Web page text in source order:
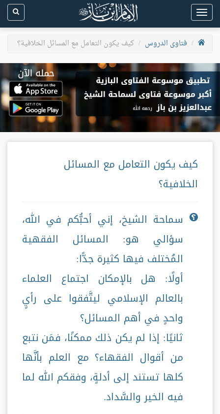
Toggle
navigation
فتاوى الدروس
كيف يكون التعامل مع المسائل الخلافية؟
كيف يكون التعامل مع المسائل
الخلافية؟
سماحة الشيخ، إني أحبُّكم في الله،
سؤالي هو: المسائل الفقهية
المُختلف فيها كثيرة جدًّا:
أولًا: هل بالإمكان اجتماع العلماء
بالعالم الإسلامي ليتَّفقوا على رأيٍ
واحدٍ في أهم المسائل؟
ثانيًا: إذا لم يكن ذلك ممكنًا، فمَن نتبع
من أقوال الفقهاء؟ مع العلم بأنَّها
كلها تستند إلى أدلةٍ، وفقكم الله لما
فيه الخير والسَّداد.